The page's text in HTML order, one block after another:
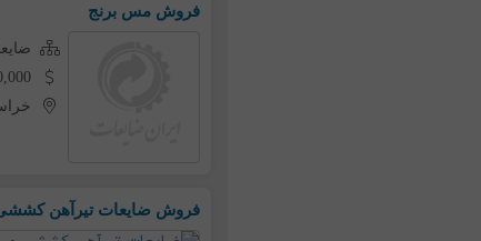
فروش مس برنج
1,900,000
فروش ضایعات تیرآهن کششی